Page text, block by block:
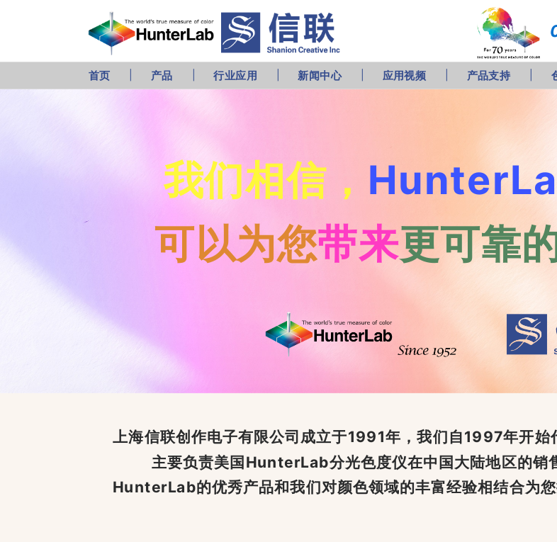
首页 产品 行业应用 新闻中心 应用视频 产品支持
我们相信，
可以为您带来更可靠
上海信联创作电子有限公司成立于1991年，我们自1997年开
主要负责美国HunterLab分光色度仪在中国大陆地区的销
HunterLab的优秀产品和我们对颜色领域的丰富经验相结合为您